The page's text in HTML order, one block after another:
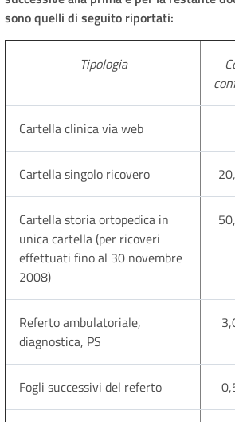
sono quelli di seguito riportati:
Tipologia
Cartella clinica via web
Cartella singolo ricovero
Cartella storia ortopedica in
unica cartella (per ricoveri
effettuati fino al 30 novembre
2008)
Referto ambulatoriale,
diagnostica, PS
Fogli successivi del referto